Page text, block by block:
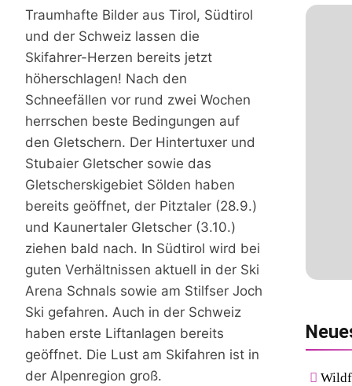
Traumhafte Bilder aus Tirol, Südtirol
und der Schweiz lassen die
Skifahrer-Herzen bereits jetzt
höherschlagen! Nach den
Schneefällen vor rund zwei Wochen
herrschen beste Bedingungen auf
den Gletschern. Der Hintertuxer und
Stubaier Gletscher sowie das
Gletscherskigebiet Sölden haben
bereits geöffnet, der Pitztaler (28.9.)
und Kaunertaler Gletscher (3.10.)
ziehen bald nach. In Südtirol wird bei
guten Verhältnissen aktuell in der Ski
Arena Schnals sowie am Stilfser Joch
Ski gefahren. Auch in der Schweiz
haben erste Liftanlagen bereits
geöffnet. Die Lust am Skifahren ist in
der Alpenregion groß.